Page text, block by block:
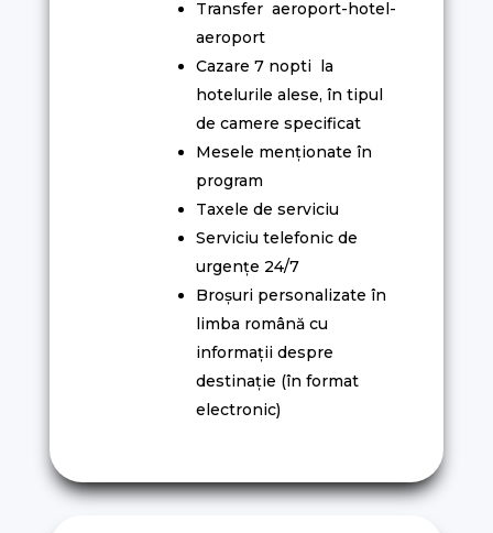
Transfer aeroport-hotel-
aeroport
Cazare 7 nopti la
hotelurile alese, în tipul
de camere specificat
Mesele menționate în
program
Taxele de serviciu
Serviciu telefonic de
urgențe 24/7
Broșuri personalizate în
limba română cu
informații despre
destinație (în format
electronic)